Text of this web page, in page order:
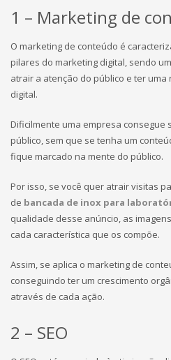
1 – Marketing de
O marketing de conteúdo é
pilares do marketing digital, sendo
atrair a atenção do público e ter
digital.
Dificilmente uma empresa consegue
público, sem que se tenha um
fique marcado na mente do público.
Por isso, se você quer atrair visitas
de bancada de inox para
qualidade desse anúncio, as
cada característica que os compõe.
Assim, se aplica o marketing de
conseguindo ter um crescimento
através de cada ação.
2 – SEO